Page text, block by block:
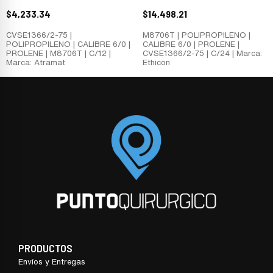
$4,233.34
CVSE1366/2-75 |
POLIPROPILENO | CALIBRE 6/0 |
PROLENE | M8706T | C/12 |
Marca: Atramat
$14,498.21
M8706T | POLIPROPILENO |
CALIBRE 6/0 | PROLENE |
CVSE1366/2-75 | C/24 | Marca:
Ethicon
PRODUCTOS
Envíos y Entregas